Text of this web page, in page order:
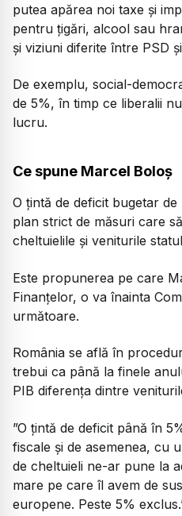
putea apărea noi taxe și
pentru țigări, alcool sau
și viziuni diferite între PSD
De exemplu, social-
de 5%, în timp ce liberalii
lucru.
Ce spune Marcel Boloș
O țintă de deficit bugetar
plan strict de măsuri care
cheltuielile și veniturile
Este propunerea pe care
Finanțelor, o va înainta
următoare.
România se află în
trebui ca până la finele
PIB diferența dintre
”O țintă de deficit până în
fiscale și de asemenea, cu
de cheltuieli ne-ar pune la
mare pe care îl avem de
europene. Peste 5%